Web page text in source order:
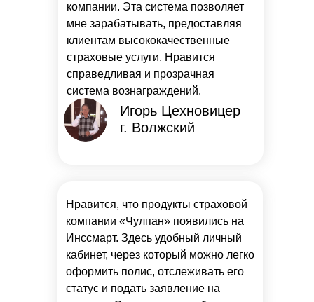
Нравится, что продукты страховой
компании «Чулпан» появились на
Инссмарт. Здесь удобный личный
кабинет, через который можно легко
оформить полис, отслеживать его
статус и подать заявление на
компании. Эта система позволяет
мне зарабатывать, предоставляя
клиентам высококачественные
страховые услуги. Нравится
справедливая и прозрачная
система вознаграждений.
Игорь Цехновицер
г. Волжский